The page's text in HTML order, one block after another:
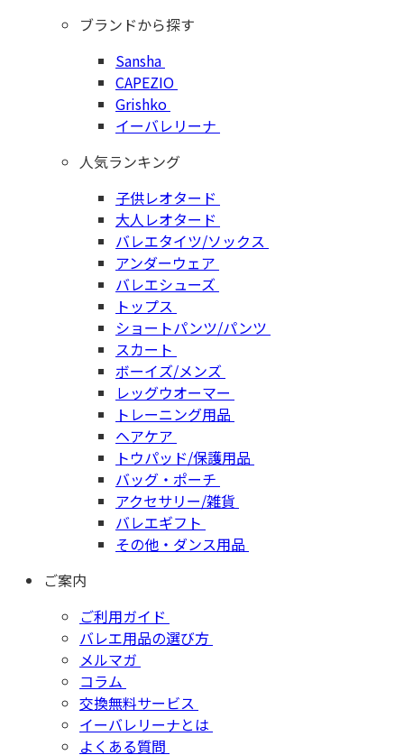
ブランドから探す
Sansha
CAPEZIO
Grishko
イーバレリーナ
人気ランキング
子供レオタード
大人レオタード
バレエタイツ/ソックス
アンダーウェア
バレエシューズ
トップス
ショートパンツ/パンツ
スカート
ボーイズ/メンズ
レッグウオーマー
トレーニング用品
ヘアケア
トウパッド/保護用品
バッグ・ポーチ
アクセサリー/雑貨
バレエギフト
その他・ダンス用品
ご案内
ご利用ガイド
バレエ用品の選び方
メルマガ
コラム
交換無料サービス
イーバレリーナとは
よくある質問